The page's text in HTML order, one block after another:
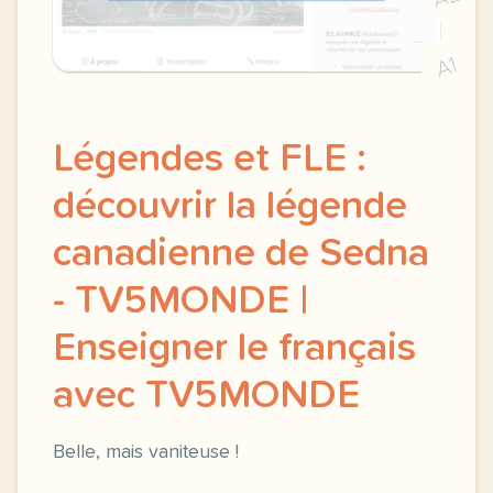
A1
Légendes et FLE :
découvrir la légende
canadienne de Sedna
- TV5MONDE |
Enseigner le français
avec TV5MONDE
Belle, mais vaniteuse !